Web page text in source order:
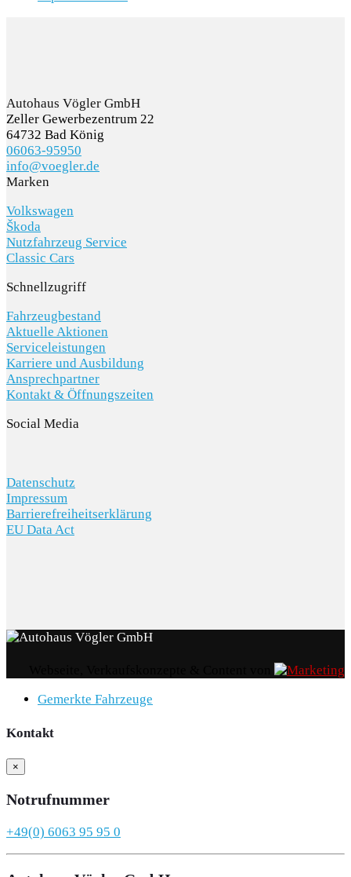
Autohaus Vögler GmbH
Zeller Gewerbezentrum 22
64732 Bad König
06063-95950
info@voegler.de
Marken
Volkswagen
Škoda
Nutzfahrzeug Service
Classic Cars
Schnellzugriff
Fahrzeugbestand
Aktuelle Aktionen
Serviceleistungen
Karriere und Ausbildung
Ansprechpartner
Kontakt & Öffnungszeiten
Social Media
Datenschutz
Impressum
Barrierefreiheitserklärung
EU Data Act
Gemerkte Fahrzeuge
Kontakt
×
Notrufnummer
+49(0) 6063 95 95 0